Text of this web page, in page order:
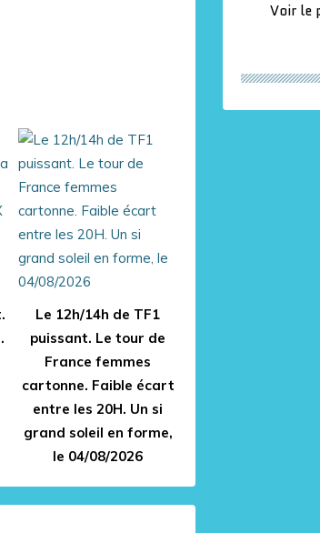
Le 12h/14h de TF1
puissant. Le tour de
France femmes
cartonne. Faible écart
entre les 20H. Un si
grand soleil en forme,
le 04/08/2026
Voir le